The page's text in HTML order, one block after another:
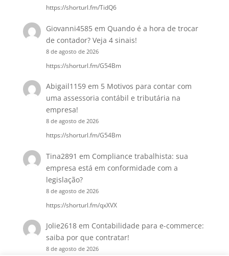
https://shorturl.fm/TidQ6
Giovanni4585 em Quando é a hora de trocar
de contador? Veja 4 sinais!
8 de agosto de 2026
https://shorturl.fm/G54Bm
Abigail1159 em 5 Motivos para contar com
uma assessoria contábil e tributária na
empresa!
8 de agosto de 2026
https://shorturl.fm/G54Bm
Tina2891 em Compliance trabalhista: sua
empresa está em conformidade com a
legislação?
8 de agosto de 2026
https://shorturl.fm/qxXVX
Jolie2618 em Contabilidade para e-commerce:
saiba por que contratar!
8 de agosto de 2026